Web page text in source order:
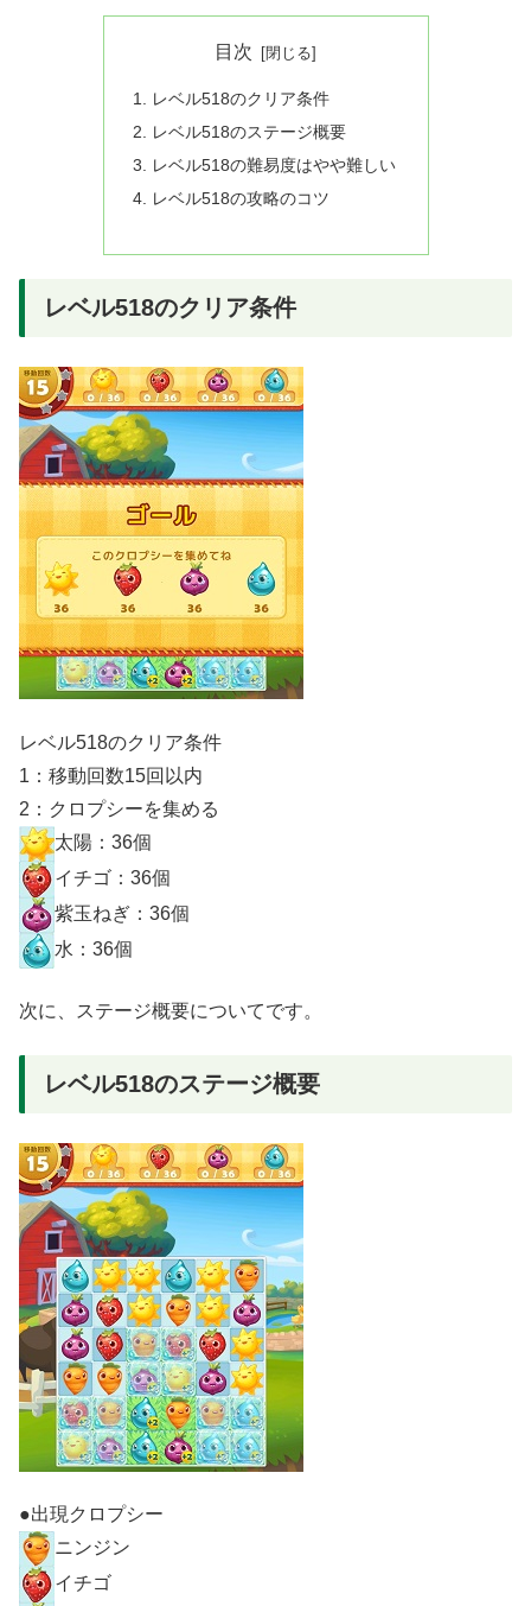
目次
レベル518のクリア条件
レベル518のステージ概要
レベル518の難易度はやや難しい
レベル518の攻略のコツ
レベル518のクリア条件
レベル518のクリア条件
1：移動回数15回以内
2：クロプシーを集める
太陽：36個
イチゴ：36個
紫玉ねぎ：36個
水：36個
次に、ステージ概要についてです。
レベル518のステージ概要
●出現クロプシー
ニンジン
イチゴ